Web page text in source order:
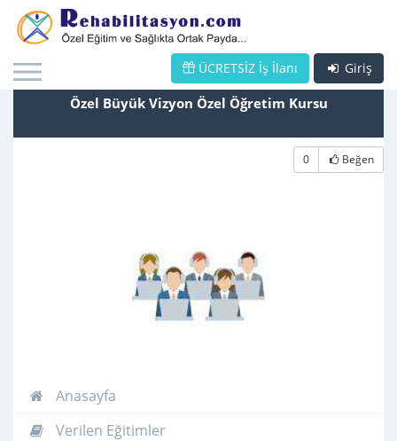
Giriş
ÜCRETSİZ İş İlanı
Özel Büyük Vizyon Özel Öğretim Kursu
0 Beğen
Anasayfa
Verilen Eğitimler